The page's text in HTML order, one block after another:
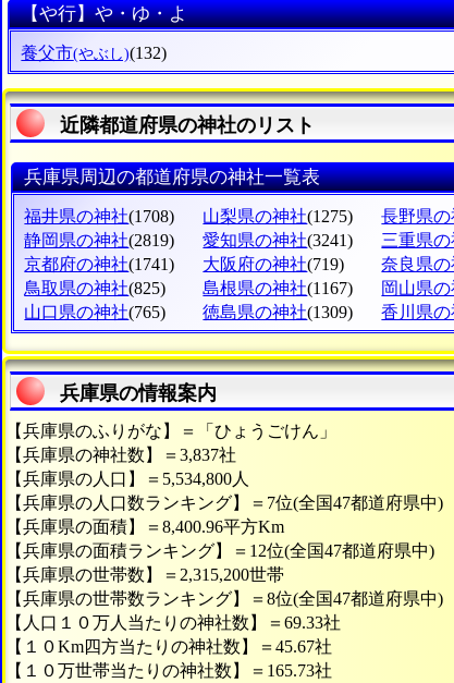
【や行】や・ゆ・よ
養父市(やぶし)(132)
近隣都道府県の神社のリスト
兵庫県周辺の都道府県の神社一覧表
福井県の神社(1708) 山梨県の神社(1275) 長野県
静岡県の神社(2819) 愛知県の神社(3241) 三重県
京都府の神社(1741) 大阪府の神社(719) 奈良県
鳥取県の神社(825) 島根県の神社(1167) 岡山県
山口県の神社(765) 徳島県の神社(1309) 香川県
兵庫県の情報案内
【兵庫県のふりがな】＝「ひょうごけん」
【兵庫県の神社数】＝3,837社
【兵庫県の人口】＝5,534,800人
【兵庫県の人口数ランキング】＝7位(全国47都道府県中)
【兵庫県の面積】＝8,400.96平方Km
【兵庫県の面積ランキング】＝12位(全国47都道府県中)
【兵庫県の世帯数】＝2,315,200世帯
【兵庫県の世帯数ランキング】＝8位(全国47都道府県中)
【人口１０万人当たりの神社数】＝69.33社
【１０Km四方当たりの神社数】＝45.67社
【１０万世帯当たりの神社数】＝165.73社